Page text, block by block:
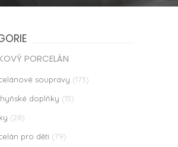
PORCELÁN
soupravy (173)
doplňky (15)
(28)
pro děti (79)